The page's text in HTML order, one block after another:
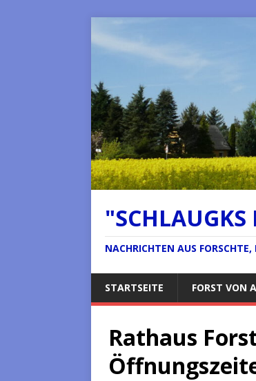
"SCHLAUGKS
NACHRICHTEN AUS
STARTSEITE FORST VON
Rathaus